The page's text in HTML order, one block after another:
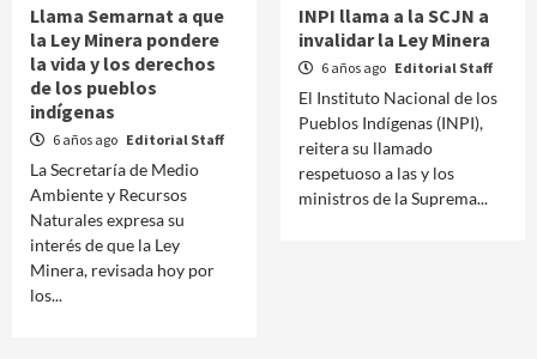
Llama Semarnat a que
la Ley Minera pondere
la vida y los derechos
de los pueblos
indígenas
6 años ago Editorial Staff
La Secretaría de Medio
Ambiente y Recursos
Naturales expresa su
interés de que la Ley
Minera, revisada hoy por
los...
INPI llama a la SCJN a
invalidar la Ley Minera
6 años ago Editorial Staff
El Instituto Nacional de los
Pueblos Indígenas (INPI),
reitera su llamado
respetuoso a las y los
ministros de la Suprema...